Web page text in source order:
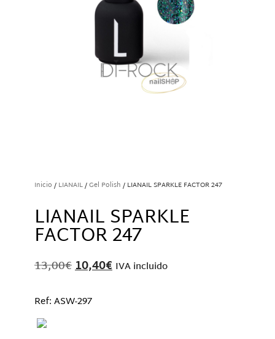
Inicio / LIANAIL/Gel Polish / LIANAIL SPARKLE FACTOR 247
LIANAIL SPARKLE
FACTOR 247
13,00€10,40€ IVA incluido
Ref:ASW-297